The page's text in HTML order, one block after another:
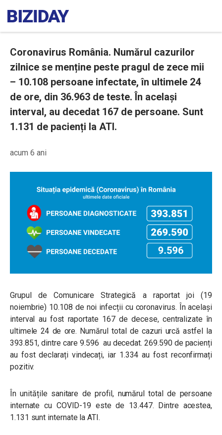
Coronavirus România. Numărul cazurilor
zilnice se menține peste pragul de zece mii
– 10.108 persoane infectate, în ultimele 24
de ore, din 36.963 de teste. În același
interval, au decedat 167 de persoane. Sunt
1.131 de pacienți la ATI.
acum 6 ani
Grupul de Comunicare Strategică a raportat joi (19
noiembrie) 10.108 de noi infecții cu coronavirus. În același
interval au fost raportate 167 de decese, centralizate în
ultimele 24 de ore. Numărul total de cazuri urcă astfel la
393.851, dintre care 9.596 au decedat. 269.590 de pacienți
au fost declarați vindecați, iar 1.334 au fost reconfirmați
pozitiv.
În unitățile sanitare de profil, numărul total de persoane
internate cu COVID-19 este de 13.447. Dintre acestea,
1.131 sunt internate la ATI.